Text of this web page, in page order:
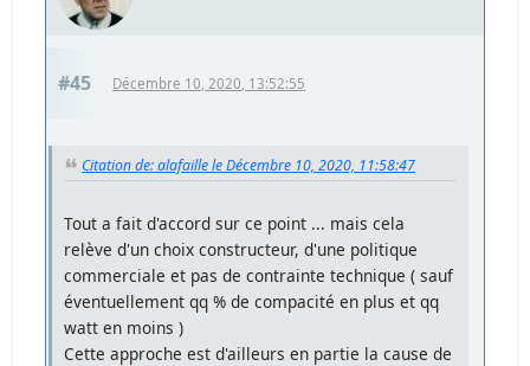
#45 Décembre 10, 2020, 13:52:55
Citation de: alafaille le Décembre 10, 2020, 11:58:47
Tout a fait d'accord sur ce point ... mais cela
relève d'un choix constructeur, d'une politique
commerciale et pas de contrainte technique ( sauf
éventuellement qq % de compacité en plus et qq
watt en moins )
Cette approche est d'ailleurs en partie la cause de